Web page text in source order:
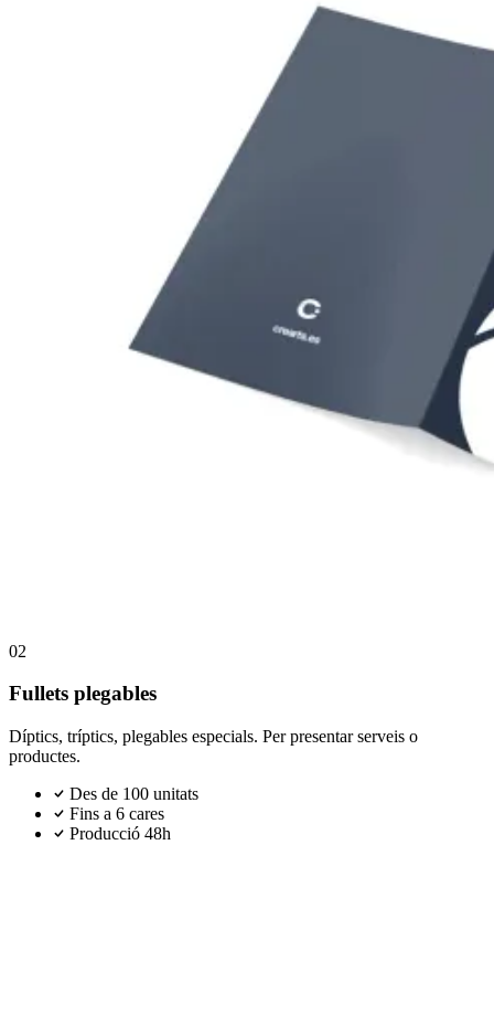
02
Fullets plegables
Díptics, tríptics, plegables especials. Per presentar serveis o
productes.
Des de 100 unitats
Fins a 6 cares
Producció 48h